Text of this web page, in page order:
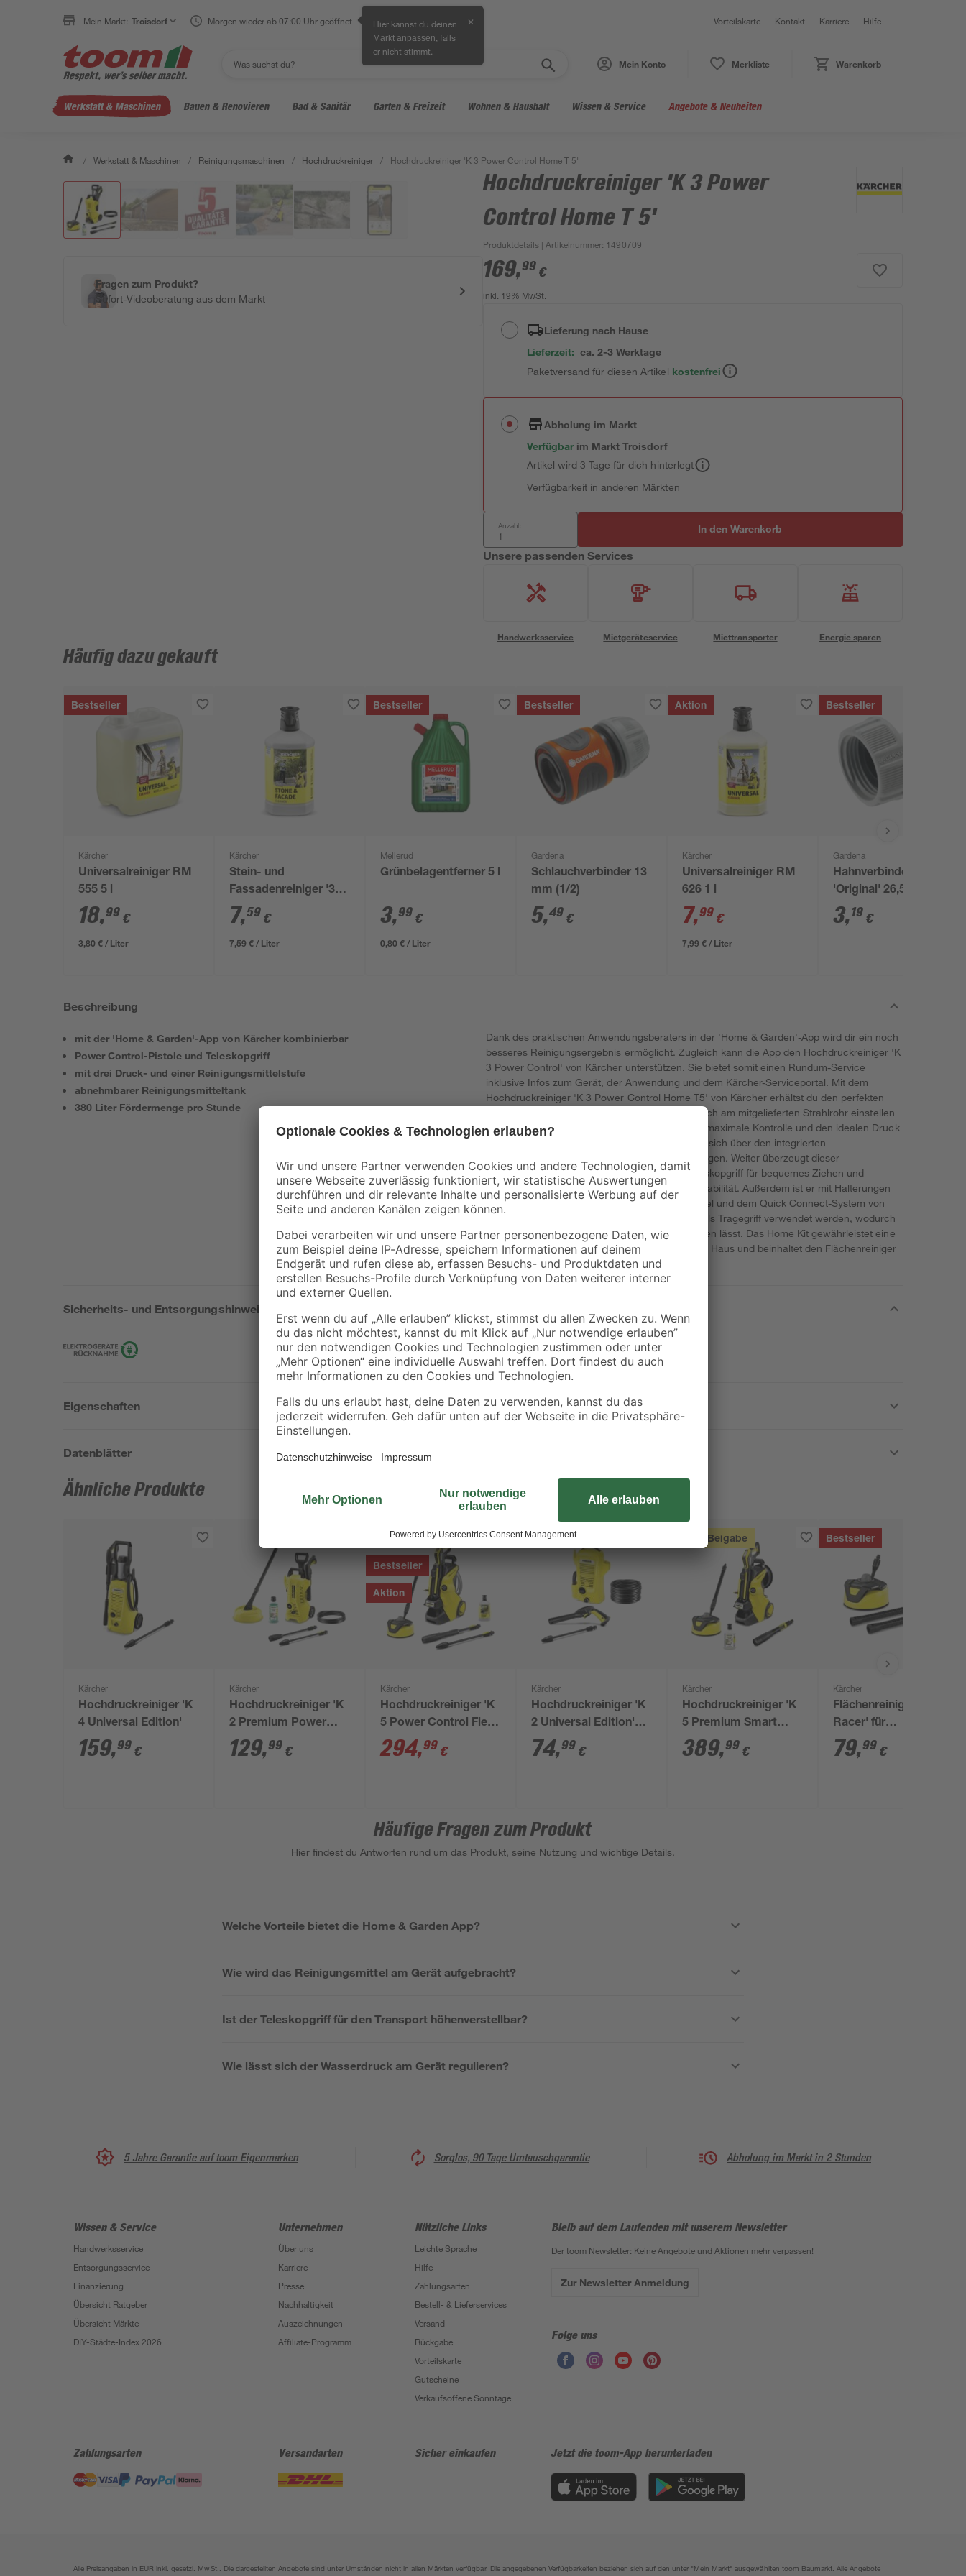
Mein Markt: Troisdorf Morgen wieder ab 07:00 Uhr geöffnet Hier kannst du deinen
Markt anpassen , falls
er nicht stimmt.
✕ Vorteilskarte Kontakt Karriere Hilfe
Mein Konto Merkliste Warenkorb
Werkstatt & Maschinen Bauen & Renovieren Bad & Sanitär Garten & Freizeit Wohnen & Haushalt Wissen & Service Angebote & Neuheiten
/ Werkstatt & Maschinen / Reinigungsmaschinen / Hochdruckreiniger / Hochdruckreiniger 'K 3 Power Control Home T 5'
Fragen zum Produkt?
Sofort-Videoberatung aus dem Markt
Hochdruckreiniger 'K 3 Power
Control Home T 5'
Produktdetails | Artikelnummer: 1490709
169,99 €
inkl. 19% MwSt.
Lieferung nach Hause
Lieferzeit: ca. 2-3 Werktage
Paketversand für diesen Artikel kostenfrei
Abholung im Markt
Verfügbar im MarktTroisdorf
Artikel wird 3 Tage für dich hinterlegt
Verfügbarkeit in anderen Märkten
Anzahl: In den Warenkorb
Unsere passenden Services
Handwerksservice Mietgeräteservice Miettransporter Energie sparen
Häufig dazu gekauft
Bestseller
Kärcher
Universalreiniger RM
555 5 l
18,99 €
3,80 € / Liter
Kärcher
Stein- und
Fassadenreiniger '3-
in-1' RM 611 1 l
7,59 €
7,59 € / Liter
Bestseller
Mellerud
Grünbelagentferner 5 l
3,99 €
0,80 € / Liter
Bestseller
Gardena
Schlauchverbinder 13
mm (1/2)
5,49 €
Aktion
Kärcher
Universalreiniger RM
626 1 l
7,99 €
7,99 € / Liter
Bestseller
Gardena
Hahnverbinder
'Original' 26,5 mm
(3/4") grau
3,19 €
Beschreibung
mit der 'Home & Garden'-App von Kärcher kombinierbar
Power Control-Pistole und Teleskopgriff
mit drei Druck- und einer Reinigungsmittelstufe
abnehmbarer Reinigungsmitteltank
380 Liter Fördermenge pro Stunde
Dank des praktischen Anwendungsberaters in der 'Home & Garden'-App wird dir ein noch
besseres Reinigungsergebnis ermöglicht. Zugleich kann die App den Hochdruckreiniger 'K
3 Power Control' von Kärcher unterstützen. Sie bietet somit einen Rundum-Service
inklusive Infos zum Gerät, der Anwendung und dem Kärcher-Serviceportal. Mit dem
Hochdruckreiniger 'K 3 Power Control Home T5' von Kärcher erhältst du den perfekten
Reinigungshelfer. Die richtige Druckstufe lässt sich am mitgelieferten Strahlrohr einstellen
und an der Anzeige der Pistole überprüfen – für maximale Kontrolle und den idealen Druck
bei jeder Oberfläche. Das Reinigungsmittel lässt sich über den integrierten
Reinigungsmitteltank schnell und einfach aufbringen. Weiter überzeugt dieser
Hochdruckreiniger mit einem ausziehbaren Teleskopgriff für bequemes Ziehen und
Verstauen sowie mit einem Standfuß für mehr Stabilität. Außerdem ist er mit Halterungen
für Zubehör, einer Hochdruckpistole, einem Kabel und dem Quick Connect-System von
Kärcher ausgestattet. Der Standfuß kann auch als Tragegriff verwendet werden, wodurch
sich das Gerät ganz leicht verstauen und verladen lässt. Das Home Kit gewährleistet eine
spritzfreie Reinigung größerer Flächen rund ums Haus und beinhaltet den Flächenreiniger
'T5' sowie einem Liter 3-in-1-Steinreiniger.
Sicherheits- und Entsorgungshinweise
Eigenschaften
Datenblätter
Ähnliche Produkte
Kärcher
Hochdruckreiniger 'K
4 Universal Edition'
159,99 €
Kärcher
Hochdruckreiniger 'K
2 Premium Power
Control Home'
129,99 €
Gratis Beigabe
Bestseller
Aktion
Kärcher
Hochdruckreiniger 'K
5 Power Control Flex
Home'
294,99 €
Bestseller
Kärcher
Hochdruckreiniger 'K
2 Universal Edition'
230 V
74,99 €
Gratis Beigabe
Kärcher
Hochdruckreiniger 'K
5 Premium Smart
Control Home'
389,99 €
Bestseller
Kärcher
Flächenreiniger 'T5 T-
Racer' für
Hochdruckreiniger K2
bis K7
79,99 €
Häufige Fragen zum Produkt
Hier findest du Antworten rund um das Produkt, seine Nutzung und wichtige Details.
Welche Vorteile bietet die Home & Garden App?
Wie wird das Reinigungsmittel am Gerät aufgebracht?
Ist der Teleskopgriff für den Transport höhenverstellbar?
Wie lässt sich der Wasserdruck am Gerät regulieren?
5 Jahre Garantie auf toom Eigenmarken Sorglos, 90 Tage Umtauschgarantie Abholung im Markt in 2 Stunden
Wissen & Service
Handwerksservice
Entsorgungsservice
Finanzierung
Übersicht Ratgeber
Übersicht Märkte
DIY-Städte-Index 2026
Unternehmen
Über uns
Karriere
Presse
Nachhaltigkeit
Auszeichnungen
Affiliate-Programm
Nützliche Links
Leichte Sprache
Hilfe
Zahlungsarten
Bestell- & Lieferservices
Versand
Rückgabe
Vorteilskarte
Gutscheine
Verkaufsoffene Sonntage
Bleib auf dem Laufenden mit unserem Newsletter
Der toom Newsletter: Keine Angebote und Aktionen mehr verpassen!
Zur Newsletter Anmeldung
Folge uns
Zahlungsarten Versandarten Sicher einkaufen Jetzt die toom-App herunterladen
Alle Preisangaben in EUR inkl. gesetzl. MwSt.. Die dargestellten Angebote sind unter Umständen nicht in allen Märkten verfügbar. Die angegebenen Verfügbarkeiten beziehen sich auf den unter "Mein Markt" ausgewählten toom Baumarkt. Alle Angebote